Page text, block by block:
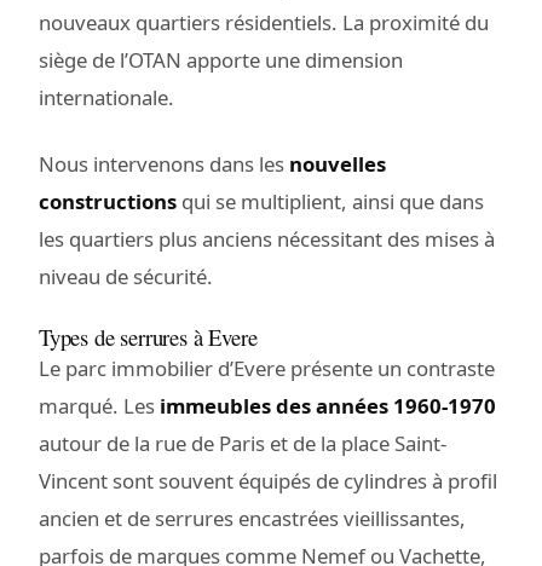
nouveaux quartiers résidentiels. La proximité du
siège de l’OTAN apporte une dimension
internationale.
Nous intervenons dans les nouvelles
constructions qui se multiplient, ainsi que dans
les quartiers plus anciens nécessitant des mises à
niveau de sécurité.
Types de serrures à Evere
Le parc immobilier d’Evere présente un contraste
marqué. Les immeubles des années 1960-1970
autour de la rue de Paris et de la place Saint-
Vincent sont souvent équipés de cylindres à profil
ancien et de serrures encastrées vieillissantes,
parfois de marques comme Nemef ou Vachette,